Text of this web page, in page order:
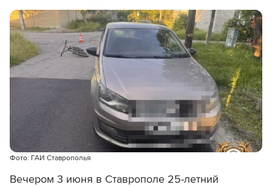
Фото: ГАИ Ставрополья
Вечером 3 июня в Ставрополе 25-летний